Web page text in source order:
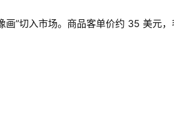
”切入市场。商品客单价约 35 美元，